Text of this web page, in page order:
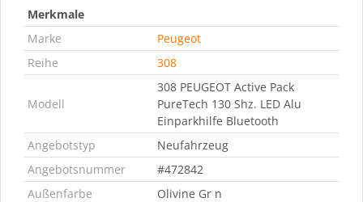
Merkmale
Marke
Peugeot
Reihe
308
Modell
308 PEUGEOT Active Pack
PureTech 130 Shz. LED Alu
Einparkhilfe Bluetooth
Angebotstyp
Neufahrzeug
Angebotsnummer
#472842
Außenfarbe
Olivine Gr n